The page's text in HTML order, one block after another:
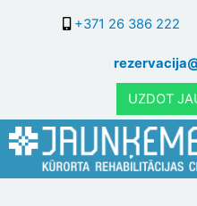
+371 26 386 222
UZDOT